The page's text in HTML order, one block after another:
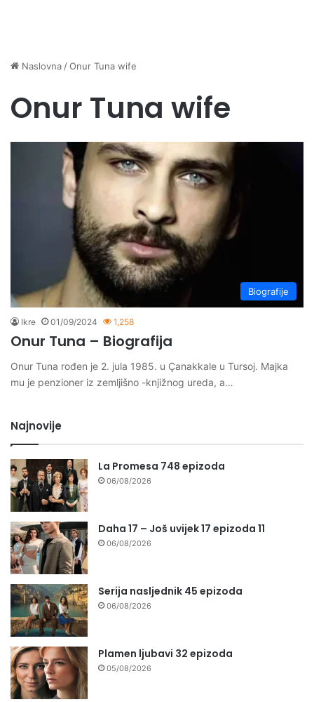
Naslovna /Onur Tuna wife
Onur Tuna wife
Biografije
Ikre 01/09/2024 1,258
Onur Tuna – Biografija
Onur Tuna rođen je 2. jula 1985. u Çanakkale u Tursoj. Majka
mu je penzioner iz zemljišno -knjižnog ureda, a…
Najnovije
La Promesa 748 epizoda
06/08/2026
Daha 17 – Još uvijek 17 epizoda 11
06/08/2026
Serija nasljednik 45 epizoda
06/08/2026
Plamen ljubavi 32 epizoda
05/08/2026